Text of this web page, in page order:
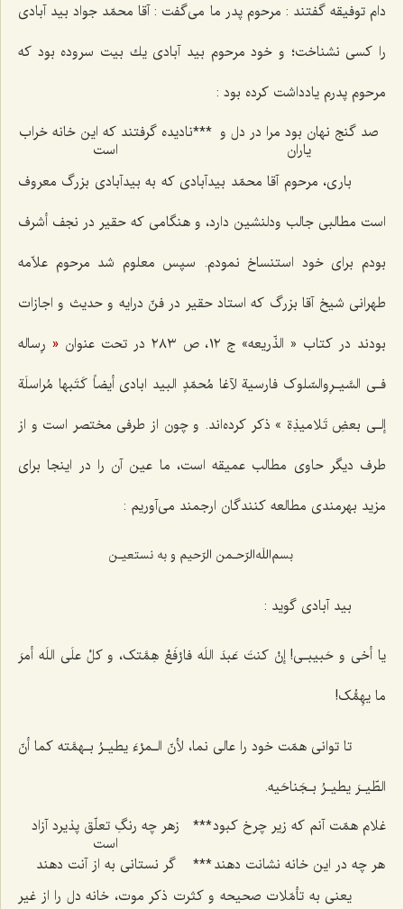
دام توفیقه گفتند : مرحوم پدر ما می‌گفت : آقا محمّد جواد بید آبادی
را كسی نشناخت؛ و خود مرحوم بید آبادی یك بیت سروده بود كه
مرحوم پدرم یادداشت كرده بود :
صد گنج نهان بود مرا در دل و
یاران
***نادیده گرفتند كه این خانه خراب
است
باری، مرحوم آقا محمّد بیدآبادی كه به بیدآبادی بزرگ معروف
است مطالبی جالب ودلنشین دارد، و هنگامی‌ كه حقیر در نجف أشرف
بودم برای خود استنساخ نمودم. سپس معلوم شد مرحوم علاّمه
طهرانی شیخ آقا بزرگ كه استاد حقیر در فنّ درایه و حدیث و اجازات
بودند در كتاب « الذّریعه» ج ١٢، ص ٢٨٣ در تحت عنوان
« رِساله‌
فـی السَّیـرِوالسّلوک فارسیة لآغا مُحمّدٍ البید ابادی أیضاً كَتَبها مُراسلَة
إلـی بعضِ تَلامیذِة » ذكر كرده‌اند. و چون از طرفی مختصر است و از
طرف دیگر حاوی مطالب عمیقه است، ما عین آن را در اینجا برای
مزید بهرمندی مطالعه كنندگان ارجمند می‌آوریم :
‌بسم‌‌اللَه‌الرّحـمن‌ الرّحیم‌‌ و به‌ نستعیـن
بید آبادی گوید :
یا أخی و حَبیبـی! إنْ کنتَ عَبدَ اللَه‌ فارْفَعْ هِمَّتک، و کلْ علَی اللَه أمرَ
ما یهِمُّک!
تا توانی همّت خود را عالی نما، لأنّ الـمرْءَ یطیـرُ بـهمَّته کما أنّ
الطّیـرَ یطیـرُ بـجَناحَیه.
غلام همّت آنم كه زیر چرخ كبود***
زهر چه رنگِ تعلّق پذیرد آزاد
است
هر چه در این خانه نشانت دهند***
گر نستانی به از آنت دهند
یعنی به تأمّلات صحیحه و كثرت ذكر موت، خانه دل را از غیر